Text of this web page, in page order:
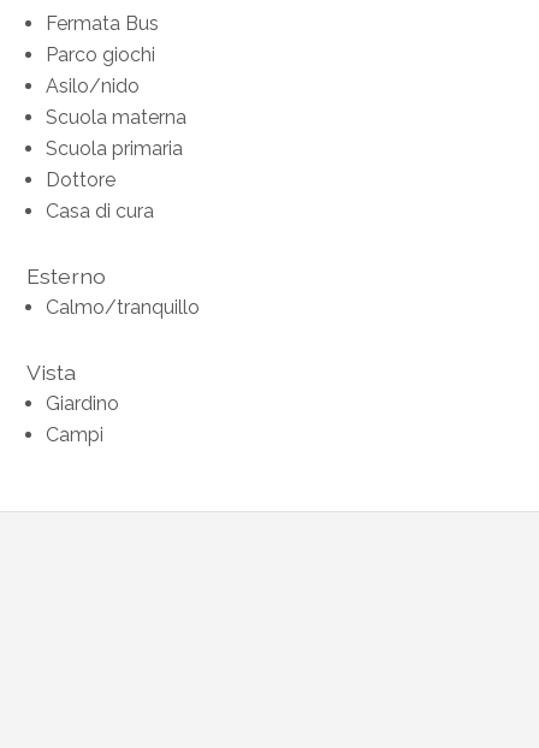
Fermata Bus
Parco giochi
Asilo/nido
Scuola materna
Scuola primaria
Dottore
Casa di cura
Esterno
Calmo/tranquillo
Vista
Giardino
Campi